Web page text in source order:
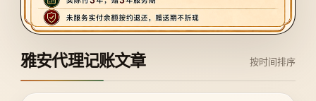
雅安代理记账文章 按时间排序